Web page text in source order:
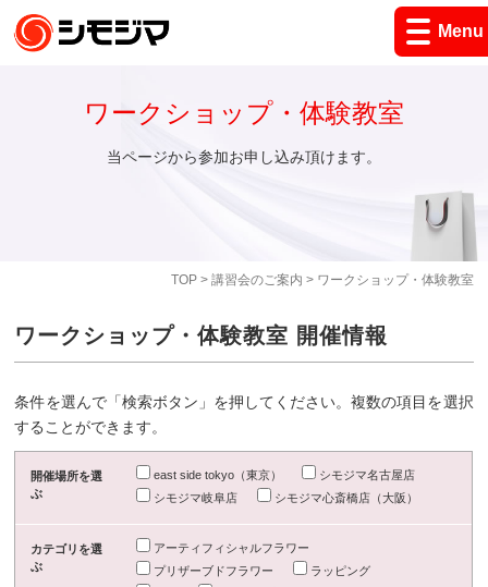
Menu
TOP> 講習会のご案内 > ワークショップ・体験教室
ワークショップ・体験教室
当ページから参加お申し込み頂けます。
ワークショップ・体験教室 開催情報
条件を選んで「検索ボタン」を押してください。複数の項目を選択
することができます。
開催場所を選
ぶ
east side tokyo（東京）
シモジマ名古屋店
シモジマ岐阜店
シモジマ心斎橋店（大阪）
カテゴリを選
ぶ
アーティフィシャルフラワー
プリザーブドフラワー
ラッピング